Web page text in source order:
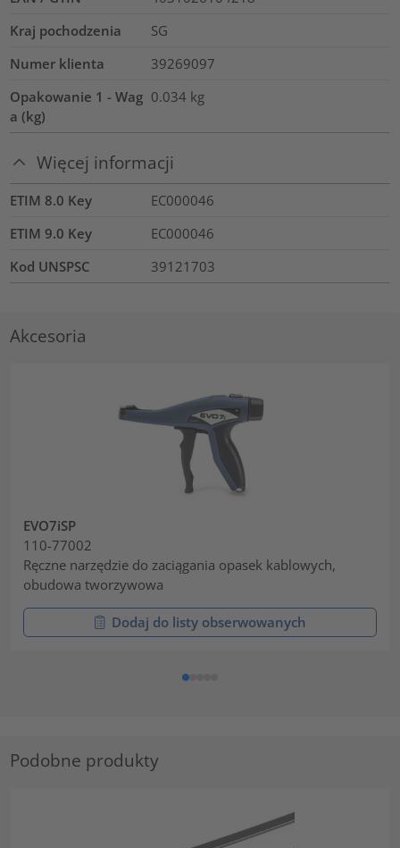
Kraj pochodzenia
SG
Numer klienta
39269097
Opakowanie 1 - Wag
a (kg)
0.034 kg
Więcej informacji
ETIM 8.0 Key
EC000046
ETIM 9.0 Key
EC000046
Kod UNSPSC
39121703
Akcesoria
EVO7iSP
110-77002
Ręczne narzędzie do zaciągania opasek kablowych,
obudowa tworzywowa
Dodaj do listy obserwowanych
Podobne produkty